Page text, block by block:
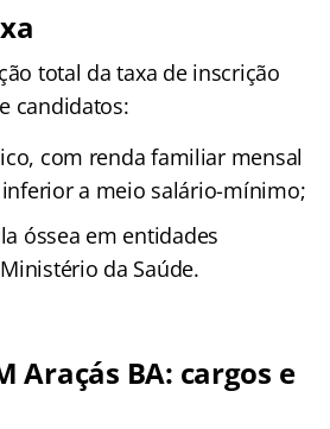
total da taxa de inscrição
candidatos:
com renda familiar mensal
a meio salário-mínimo;
óssea em entidades
da Saúde.
Araçás BA: cargos e